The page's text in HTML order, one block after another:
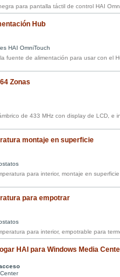
para pantalla táctil de control HAI
Hub
HAI OmniTouch
fuente de alimentación para usar con el
Zonas
de 433 MHz con display de LCD, e
montaje en superficie
para interior, montaje en
para empotrar
para interior, empotrable para
HAI para Windows Media